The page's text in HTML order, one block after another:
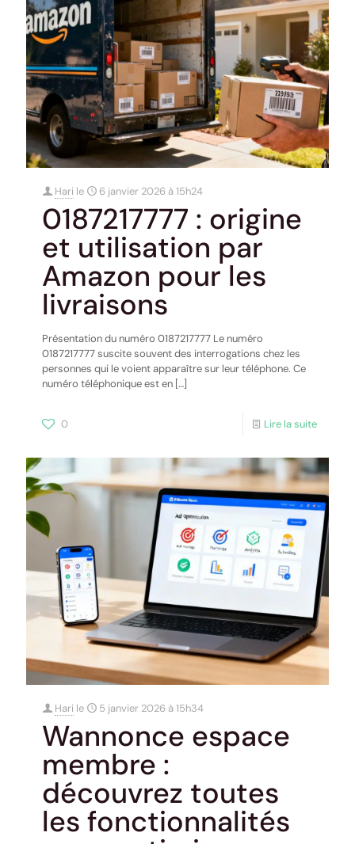
Hari le 6 janvier 2026 à 15h24
0187217777 : origine
et utilisation par
Amazon pour les
livraisons
Présentation du numéro 0187217777 Le numéro
0187217777 suscite souvent des interrogations chez les
personnes qui le voient apparaître sur leur téléphone. Ce
numéro téléphonique est en […]
0 Lire la suite
Hari le 5 janvier 2026 à 15h34
Wannonce espace
membre :
découvrez toutes
les fonctionnalités